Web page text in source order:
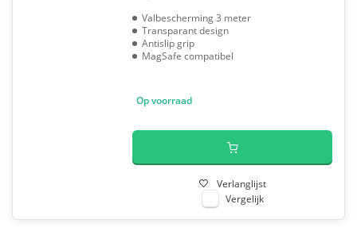
Valbescherming 3 meter
Transparant design
Antislip grip
MagSafe compatibel
Op voorraad
Verlanglijst
Vergelijk